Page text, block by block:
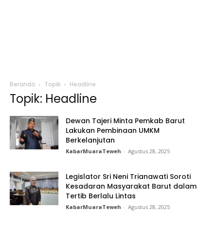
Beranda Topik Headline
Topik: Headline
Dewan Tajeri Minta Pemkab Barut
Lakukan Pembinaan UMKM
Berkelanjutan
KabarMuaraTeweh - Agustus 28, 2025
Legislator Sri Neni Trianawati Soroti
Kesadaran Masyarakat Barut dalam
Tertib Berlalu Lintas
KabarMuaraTeweh - Agustus 28, 2025